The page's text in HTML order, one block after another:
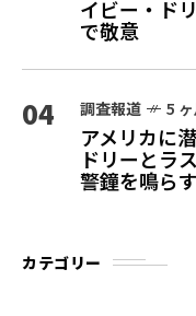
イビー・ド
で敬意
04 調査報道 5
アメリカに
ドリーとラ
警鐘を鳴らす
カテゴリー